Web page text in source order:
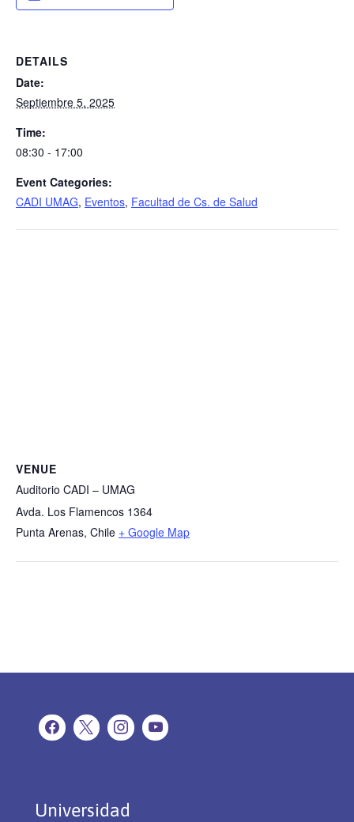
DETAILS
Date:
Septiembre 5, 2025
Time:
08:30 - 17:00
Event Categories:
CADI UMAG, Eventos, Facultad de Cs. de Salud
VENUE
Auditorio CADI – UMAG
Avda. Los Flamencos 1364
Punta Arenas, Chile + Google Map
Universidad